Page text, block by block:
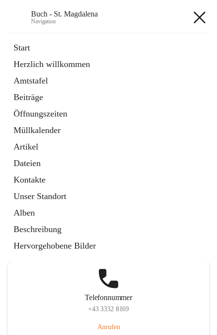
Buch - St. Magdalena
Navigation
Start
Herzlich willkommen
Amtstafel
Beiträge
Öffnungszeiten
Müllkalender
Artikel
Dateien
Kontakte
Unser Standort
Alben
Beschreibung
Hervorgehobene Bilder
11 Schnellzugriffe
Bürgerservice
10 Schnellzugriffe
Telefonnummer
+43 3332 8169
Anrufen